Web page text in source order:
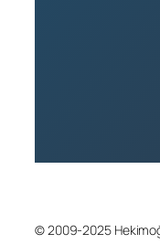
© 2009-2025